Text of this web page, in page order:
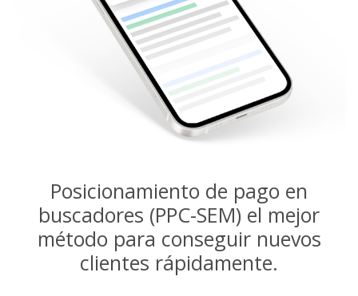
Posicionamiento de pago en
buscadores (PPC-SEM) el mejor
método para conseguir nuevos
clientes rápidamente.